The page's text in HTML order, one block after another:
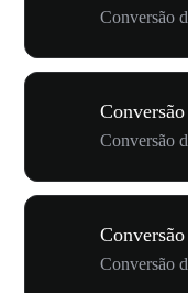
Conversão
Conversão
Conversão